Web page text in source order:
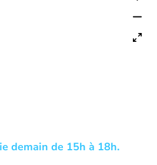
demain de 15h à 18h.